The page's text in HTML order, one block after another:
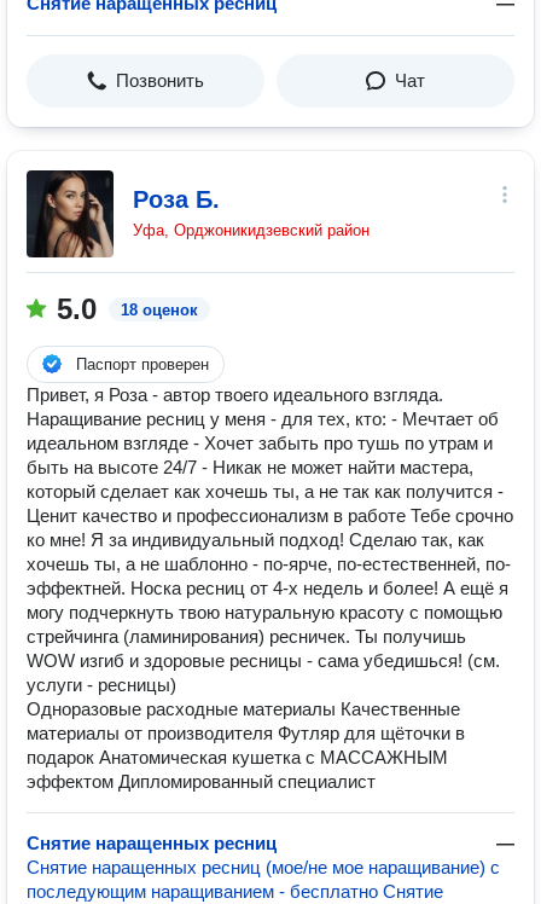
Позвонить Чат
Роза Б.
Уфа, Орджоникидзевский район
5.0 18 оценок
Паспорт проверен
Привет, я Роза - автор твоего идеального взгляда.
Наращивание ресниц у меня - для тех, кто: - Мечтает об
идеальном взгляде - Хочет забыть про тушь по утрам и
быть на высоте 24/7 - Никак не может найти мастера,
который сделает как хочешь ты, а не так как получится -
Ценит качество и профессионализм в работе Тебе срочно
ко мне! Я за индивидуальный подход! Сделаю так, как
хочешь ты, а не шаблонно - по-ярче, по-естественней, по-
эффектней. Носка ресниц от 4-х недель и более! А ещё я
могу подчеркнуть твою натуральную красоту с помощью
стрейчинга (ламинирования) ресничек. Ты получишь
WOW изгиб и здоровые ресницы - сама убедишься! (см.
услуги - ресницы)
Одноразовые расходные материалы Качественные
материалы от производителя Футляр для щёточки в
подарок Анатомическая кушетка с МАССАЖНЫМ
эффектом Дипломированный специалист
Снятие наращенных ресниц
—
Снятие наращенных ресниц (мое/не мое наращивание) с
последующим наращиванием - бесплатно Снятие